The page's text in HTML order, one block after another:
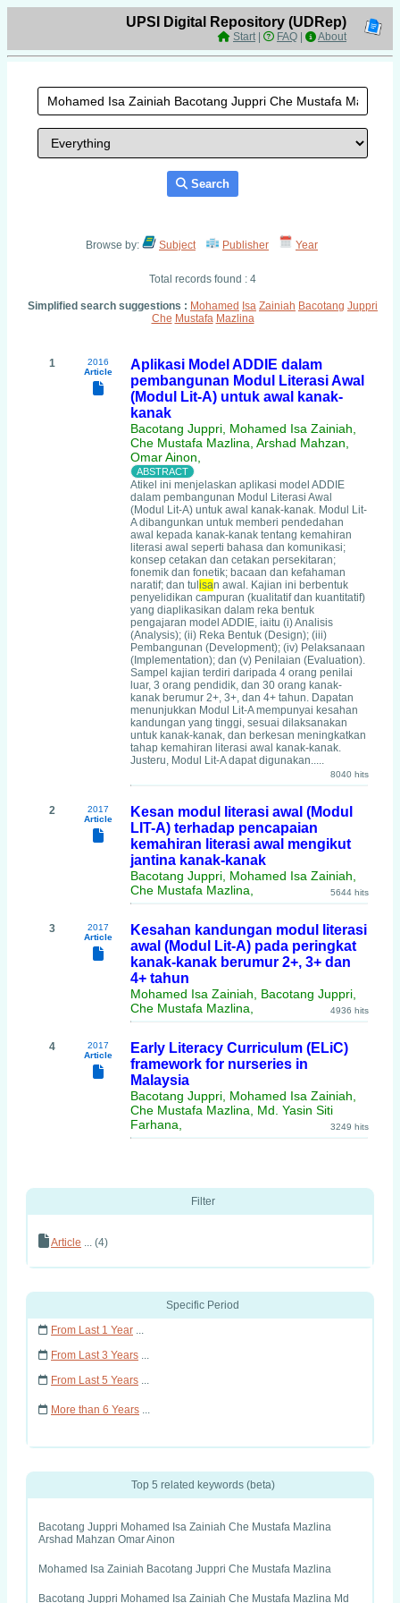
UPSI Digital Repository (UDRep)
Start| FAQ About
Search
Browse by: Subject Publisher Year
Total records found : 4
Simplified search suggestions : Mohamed Isa Zainiah Bacotang Juppri
Che Mustafa Mazlina
1
2016
Article
Aplikasi Model ADDIE dalam
pembangunan Modul Literasi Awal
(Modul Lit-A) untuk awal kanak-
kanak
Bacotang Juppri, Mohamed Isa Zainiah,
Che Mustafa Mazlina, Arshad Mahzan,
Omar Ainon,
Atikel ini menjelaskan aplikasi model ADDIE
dalam pembangunan Modul Literasi Awal
(Modul Lit-A) untuk awal kanak-kanak. Modul Lit-
A dibangunkan untuk memberi pendedahan
awal kepada kanak-kanak tentang kemahiran
literasi awal seperti bahasa dan komunikasi;
konsep cetakan dan cetakan persekitaran;
fonemik dan fonetik; bacaan dan kefahaman
naratif; dan tul isan awal. Kajian ini berbentuk
penyelidikan campuran (kualitatif dan kuantitatif)
yang diaplikasikan dalam reka bentuk
pengajaran model ADDIE, iaitu (i) Analisis
(Analysis); (ii) Reka Bentuk (Design); (iii)
Pembangunan (Development); (iv) Pelaksanaan
(Implementation); dan (v) Penilaian (Evaluation).
Sampel kajian terdiri daripada 4 orang penilai
luar, 3 orang pendidik, dan 30 orang kanak-
kanak berumur 2+, 3+, dan 4+ tahun. Dapatan
menunjukkan Modul Lit-A mempunyai kesahan
kandungan yang tinggi, sesuai dilaksanakan
untuk kanak-kanak, dan berkesan meningkatkan
tahap kemahiran literasi awal kanak-kanak.
Justeru, Modul Lit-A dapat digunakan.....
8040 hits
2
2017
Article
Kesan modul literasi awal (Modul
LIT-A) terhadap pencapaian
kemahiran literasi awal mengikut
jantina kanak-kanak
Bacotang Juppri, Mohamed Isa Zainiah,
Che Mustafa Mazlina,
5644 hits
3
2017
Article
Kesahan kandungan modul literasi
awal (Modul Lit-A) pada peringkat
kanak-kanak berumur 2+, 3+ dan
4+ tahun
Mohamed Isa Zainiah, Bacotang Juppri,
Che Mustafa Mazlina,
4936 hits
4
2017
Article
Early Literacy Curriculum (ELiC)
framework for nurseries in
Malaysia
Bacotang Juppri, Mohamed Isa Zainiah,
Che Mustafa Mazlina, Md. Yasin Siti
Farhana,
3249 hits
Filter
Article ... (4)
Specific Period
From Last 1 Year ...
From Last 3 Years ...
From Last 5 Years ...
More than 6 Years ...
Top 5 related keywords (beta)
Bacotang Juppri Mohamed Isa Zainiah Che Mustafa Mazlina
Arshad Mahzan Omar Ainon
Mohamed Isa Zainiah Bacotang Juppri Che Mustafa Mazlina
Bacotang Juppri Mohamed Isa Zainiah Che Mustafa Mazlina Md